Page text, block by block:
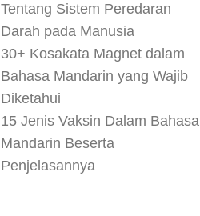
Tentang Sistem Peredaran
Darah pada Manusia
30+ Kosakata Magnet dalam
Bahasa Mandarin yang Wajib
Diketahui
15 Jenis Vaksin Dalam Bahasa
Mandarin Beserta
Penjelasannya